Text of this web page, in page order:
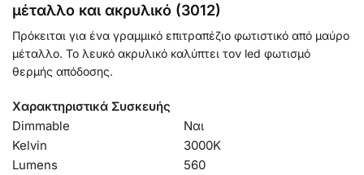
μέταλλο και ακρυλικό (3012)
Πρόκειται για ένα γραμμικό επιτραπέζιο φωτιστικό από μαύρο
μέταλλο. Το λευκό ακρυλικό καλύπτει τον led φωτισμό
θερμής απόδοσης.
Χαρακτηριστικά Συσκευής
Dimmable
Ναι
Kelvin
3000Κ
Lumens
560